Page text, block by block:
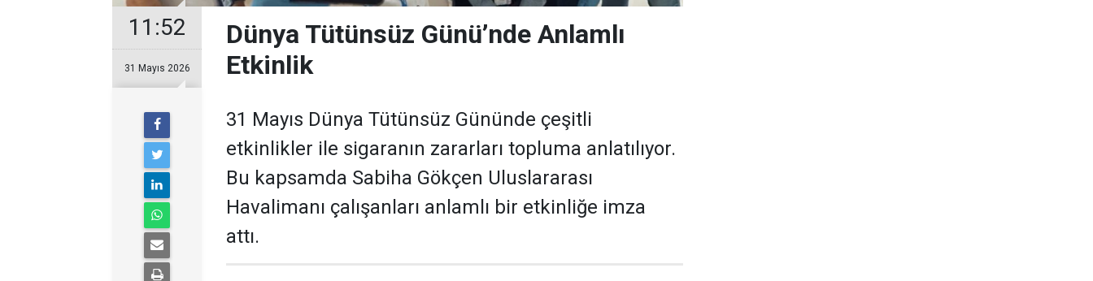
11:52
31 Mayıs 2026
Dünya Tütünsüz Günü’nde Anlamlı
Etkinlik
31 Mayıs Dünya Tütünsüz Gününde çeşitli
etkinlikler ile sigaranın zararları topluma anlatılıyor.
Bu kapsamda Sabiha Gökçen Uluslararası
Havalimanı çalışanları anlamlı bir etkinliğe imza
attı.